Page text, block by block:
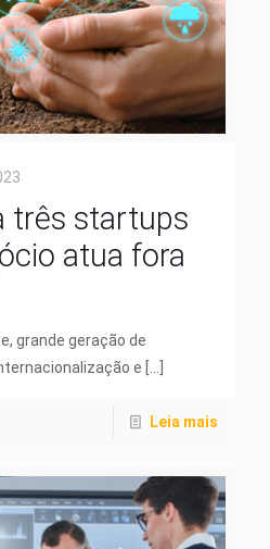
três startups
atua fora
grande geração de
e
Leia mais